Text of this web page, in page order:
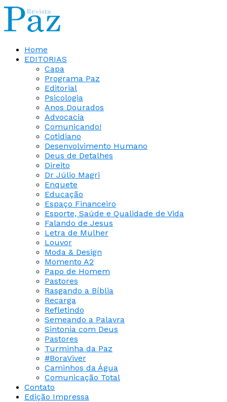
Home
EDITORIAS
Capa
Programa Paz
Editorial
Psicologia
Anos Dourados
Advocacia
Comunicando!
Cotidiano
Desenvolvimento Humano
Deus de Detalhes
Direito
Dr Júlio Magri
Enquete
Educação
Espaço Financeiro
Esporte, Saúde e Qualidade de Vida
Falando de Jesus
Letra de Mulher
Louvor
Moda & Design
Momento A2
Papo de Homem
Pastores
Rasgando a Bíblia
Recarga
Refletindo
Semeando a Palavra
Sintonia com Deus
Pastores
Turminha da Paz
#BoraViver
Caminhos da Água
Comunicação Total
Contato
Edição Impressa